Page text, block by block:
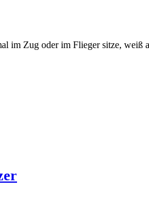
im Zug oder im Flieger sitze,